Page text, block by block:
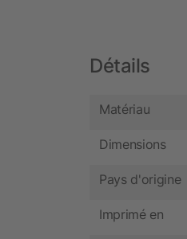
Détails
Matériau
Dimensions
Pays d'origine
Imprimé en